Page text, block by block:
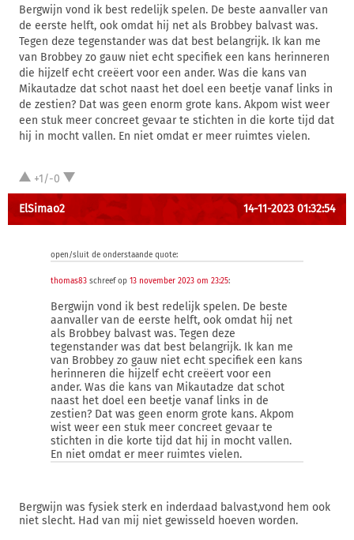
Bergwijn vond ik best redelijk spelen. De beste aanvaller van
de eerste helft, ook omdat hij net als Brobbey balvast was.
Tegen deze tegenstander was dat best belangrijk. Ik kan me
van Brobbey zo gauw niet echt specifiek een kans herinneren
die hijzelf echt creëert voor een ander. Was die kans van
Mikautadze dat schot naast het doel een beetje vanaf links in
de zestien? Dat was geen enorm grote kans. Akpom wist weer
een stuk meer concreet gevaar te stichten in die korte tijd dat
hij in mocht vallen. En niet omdat er meer ruimtes vielen.
+1/-0
ElSimao2 14-11-2023 01:32:54
open/sluit de onderstaande quote:
thomas83 schreef op 13 november 2023 om 23:25:
Bergwijn vond ik best redelijk spelen. De beste
aanvaller van de eerste helft, ook omdat hij net
als Brobbey balvast was. Tegen deze
tegenstander was dat best belangrijk. Ik kan me
van Brobbey zo gauw niet echt specifiek een kans
herinneren die hijzelf echt creëert voor een
ander. Was die kans van Mikautadze dat schot
naast het doel een beetje vanaf links in de
zestien? Dat was geen enorm grote kans. Akpom
wist weer een stuk meer concreet gevaar te
stichten in die korte tijd dat hij in mocht vallen.
En niet omdat er meer ruimtes vielen.
Bergwijn was fysiek sterk en inderdaad balvast,vond hem ook
niet slecht. Had van mij niet gewisseld hoeven worden.